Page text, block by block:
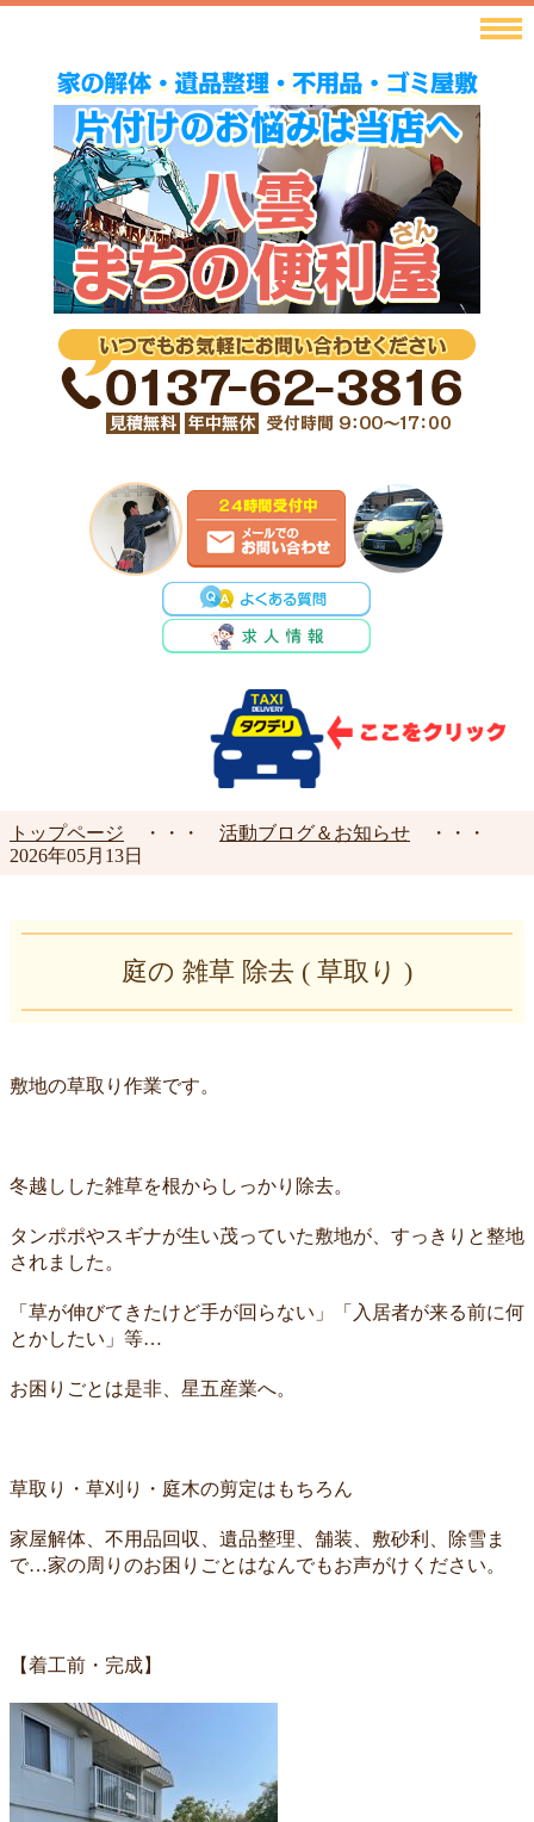
トップページ ・・・ 活動ブログ＆お知らせ ・・・
2026年05月13日
庭の 雑草 除去 ( 草取り )
敷地の草取り作業です。
冬越しした雑草を根からしっかり除去。
タンポポやスギナが生い茂っていた敷地が、すっきりと整地
されました。
「草が伸びてきたけど手が回らない」「入居者が来る前に何
とかしたい」等…
お困りごとは是非、星五産業へ。
草取り・草刈り・庭木の剪定はもちろん
家屋解体、不用品回収、遺品整理、舗装、敷砂利、除雪ま
で…家の周りのお困りごとはなんでもお声がけください。
【着工前・完成】